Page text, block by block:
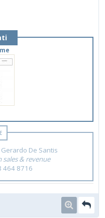
Gerardo De Santis
sales & revenue
464 8716